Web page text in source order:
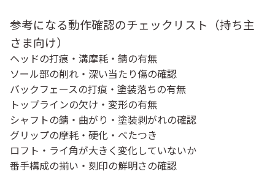
参考になる動作確認のチェックリスト（持ち主
さま向け）
ヘッドの打痕・溝摩耗・錆の有無
ソール部の削れ・深い当たり傷の確認
バックフェースの打痕・塗装落ちの有無
トップラインの欠け・変形の有無
シャフトの錆・曲がり・塗装剥がれの確認
グリップの摩耗・硬化・べたつき
ロフト・ライ角が大きく変化していないか
番手構成の揃い・刻印の鮮明さの確認